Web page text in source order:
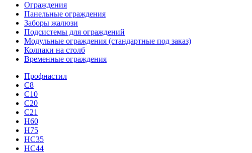
Ограждения
Панельные ограждения
Заборы жалюзи
Подсистемы для ограждений
Модульные ограждения (стандартные под заказ)
Колпаки на столб
Временные ограждения
Профнастил
С8
С10
С20
С21
H60
H75
HС35
НС44